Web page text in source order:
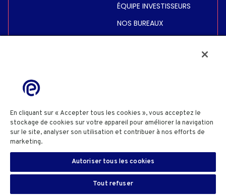
FR
ÉQUIPE INVESTISSEURS
NOS BUREAUX
INFORMATIONS FINANCIÈRES
RÈGLEMENTÉES
ACTIONNAIRES
POLITIQUE DE CONFIDENTIALITÉ
POLITIQUE COOKIES
PARAMÈTRES DES COOKIES TERMES & CONDITIONS SITE
INFORMATIONS SITEDIVULGATION SÉCURITÉ
Copyright© 2025 Eutelsat Communications SA
En cliquant sur « Accepter tous les cookies », vous acceptez le
stockage de cookies sur votre appareil pour améliorer la navigation
sur le site, analyser son utilisation et contribuer à nos efforts de
marketing.
Autoriser tous les cookies
Tout refuser